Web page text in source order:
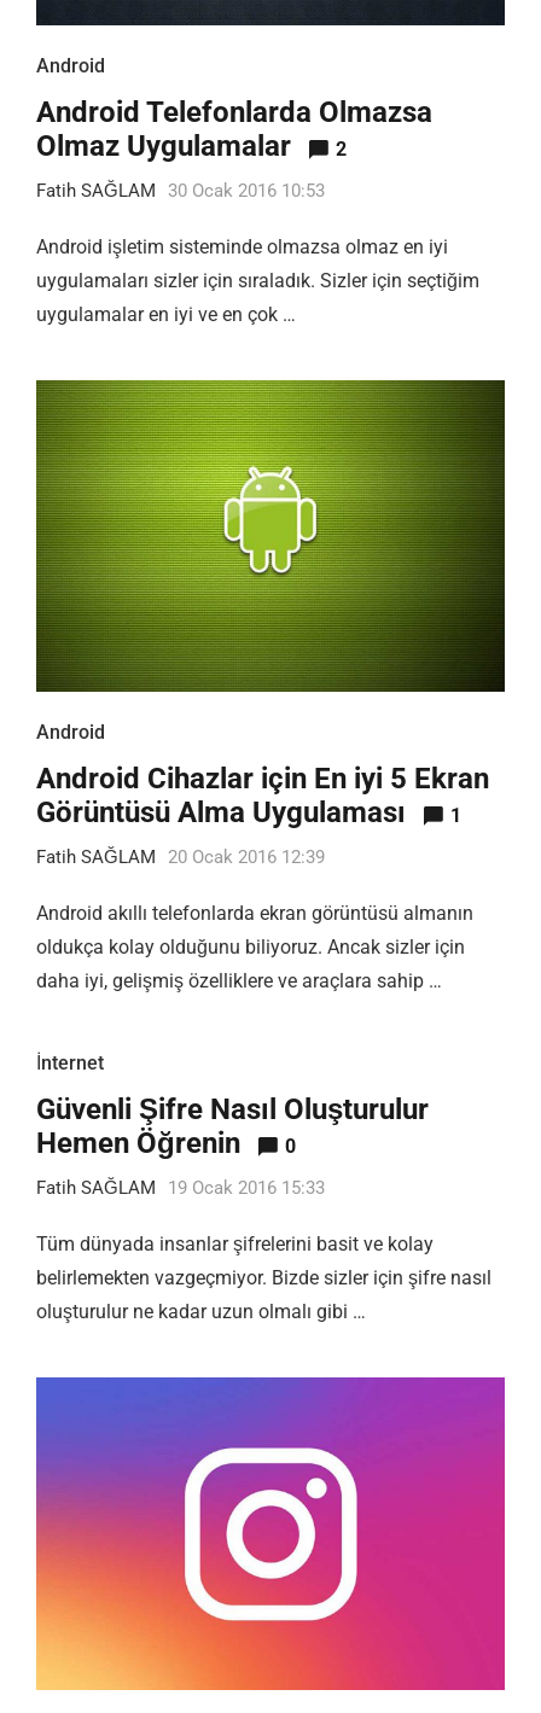
Android
Android Telefonlarda Olmazsa
Olmaz Uygulamalar
2
Fatih SAĞLAM 30 Ocak 2016 10:53
Android işletim sisteminde olmazsa olmaz en iyi
uygulamaları sizler için sıraladık. Sizler için seçtiğim
uygulamalar en iyi ve en çok …
Android
Android Cihazlar için En iyi 5 Ekran
Görüntüsü Alma Uygulaması
1
Fatih SAĞLAM 20 Ocak 2016 12:39
Android akıllı telefonlarda ekran görüntüsü almanın
oldukça kolay olduğunu biliyoruz. Ancak sizler için
daha iyi, gelişmiş özelliklere ve araçlara sahip …
İnternet
Güvenli Şifre Nasıl Oluşturulur
Hemen Öğrenin
0
Fatih SAĞLAM 19 Ocak 2016 15:33
Tüm dünyada insanlar şifrelerini basit ve kolay
belirlemekten vazgeçmiyor. Bizde sizler için şifre nasıl
oluşturulur ne kadar uzun olmalı gibi …